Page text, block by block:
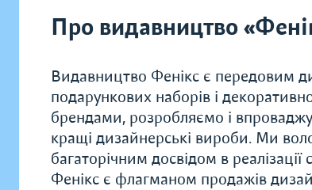
Про видавництво
Видавництво Фенікс є передовим
подарункових наборів і
брендами, розробляємо і
кращі дизайнерські вироби. Ми
багаторічним досвідом в
Фенікс є флагманом продажів